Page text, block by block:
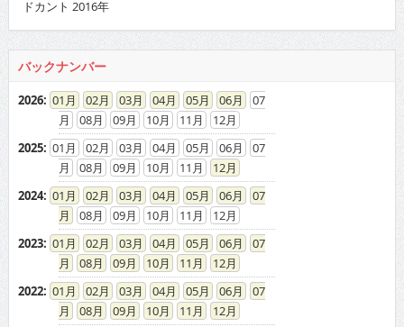
ドカント 2016年
バックナンバー
2026: 01 02 03 04 05 06
07
08
09 10 11
12
2025: 01 02 03 04 05 06
07
08
09 10 11
12
2024: 01 02 03 04 05 06
07
08
09 10 11
12
2023: 01 02 03 04 05 06
07
08
09 10 11
12
2022: 01 02 03 04 05 06
07
08
09 10 11
12